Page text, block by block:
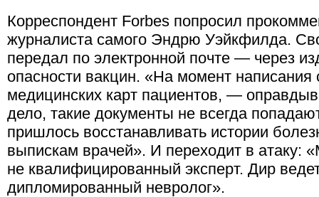
Корреспондент Forbes попросил
журналиста самого Эндрю Уэйкфилда.
передал по электронной почте — через
опасности вакцин. «На момент
медицинских карт пациентов, —
дело, такие документы не всегда
пришлось восстанавливать истории
выпискам врачей». И переходит в атаку:
не квалифицированный эксперт. Дир
дипломированный невролог».